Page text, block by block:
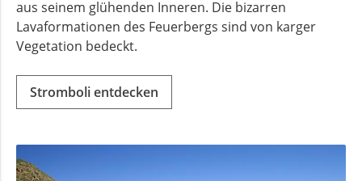
aus seinem glühenden Inneren. Die bizarren
Lavaformationen des Feuerbergs sind von karger
Vegetation bedeckt.
Stromboli entdecken